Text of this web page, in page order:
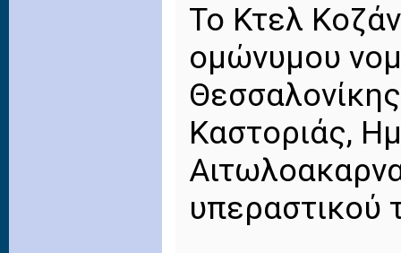
Το Κτελ
ομώνυμου
Καστοριάς,
υπεραστικού